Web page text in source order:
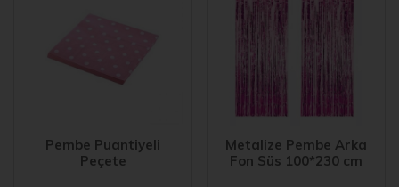
Pembe Puantiyeli
Peçete
Metalize Pembe Arka
Fon Süs 100*230 cm